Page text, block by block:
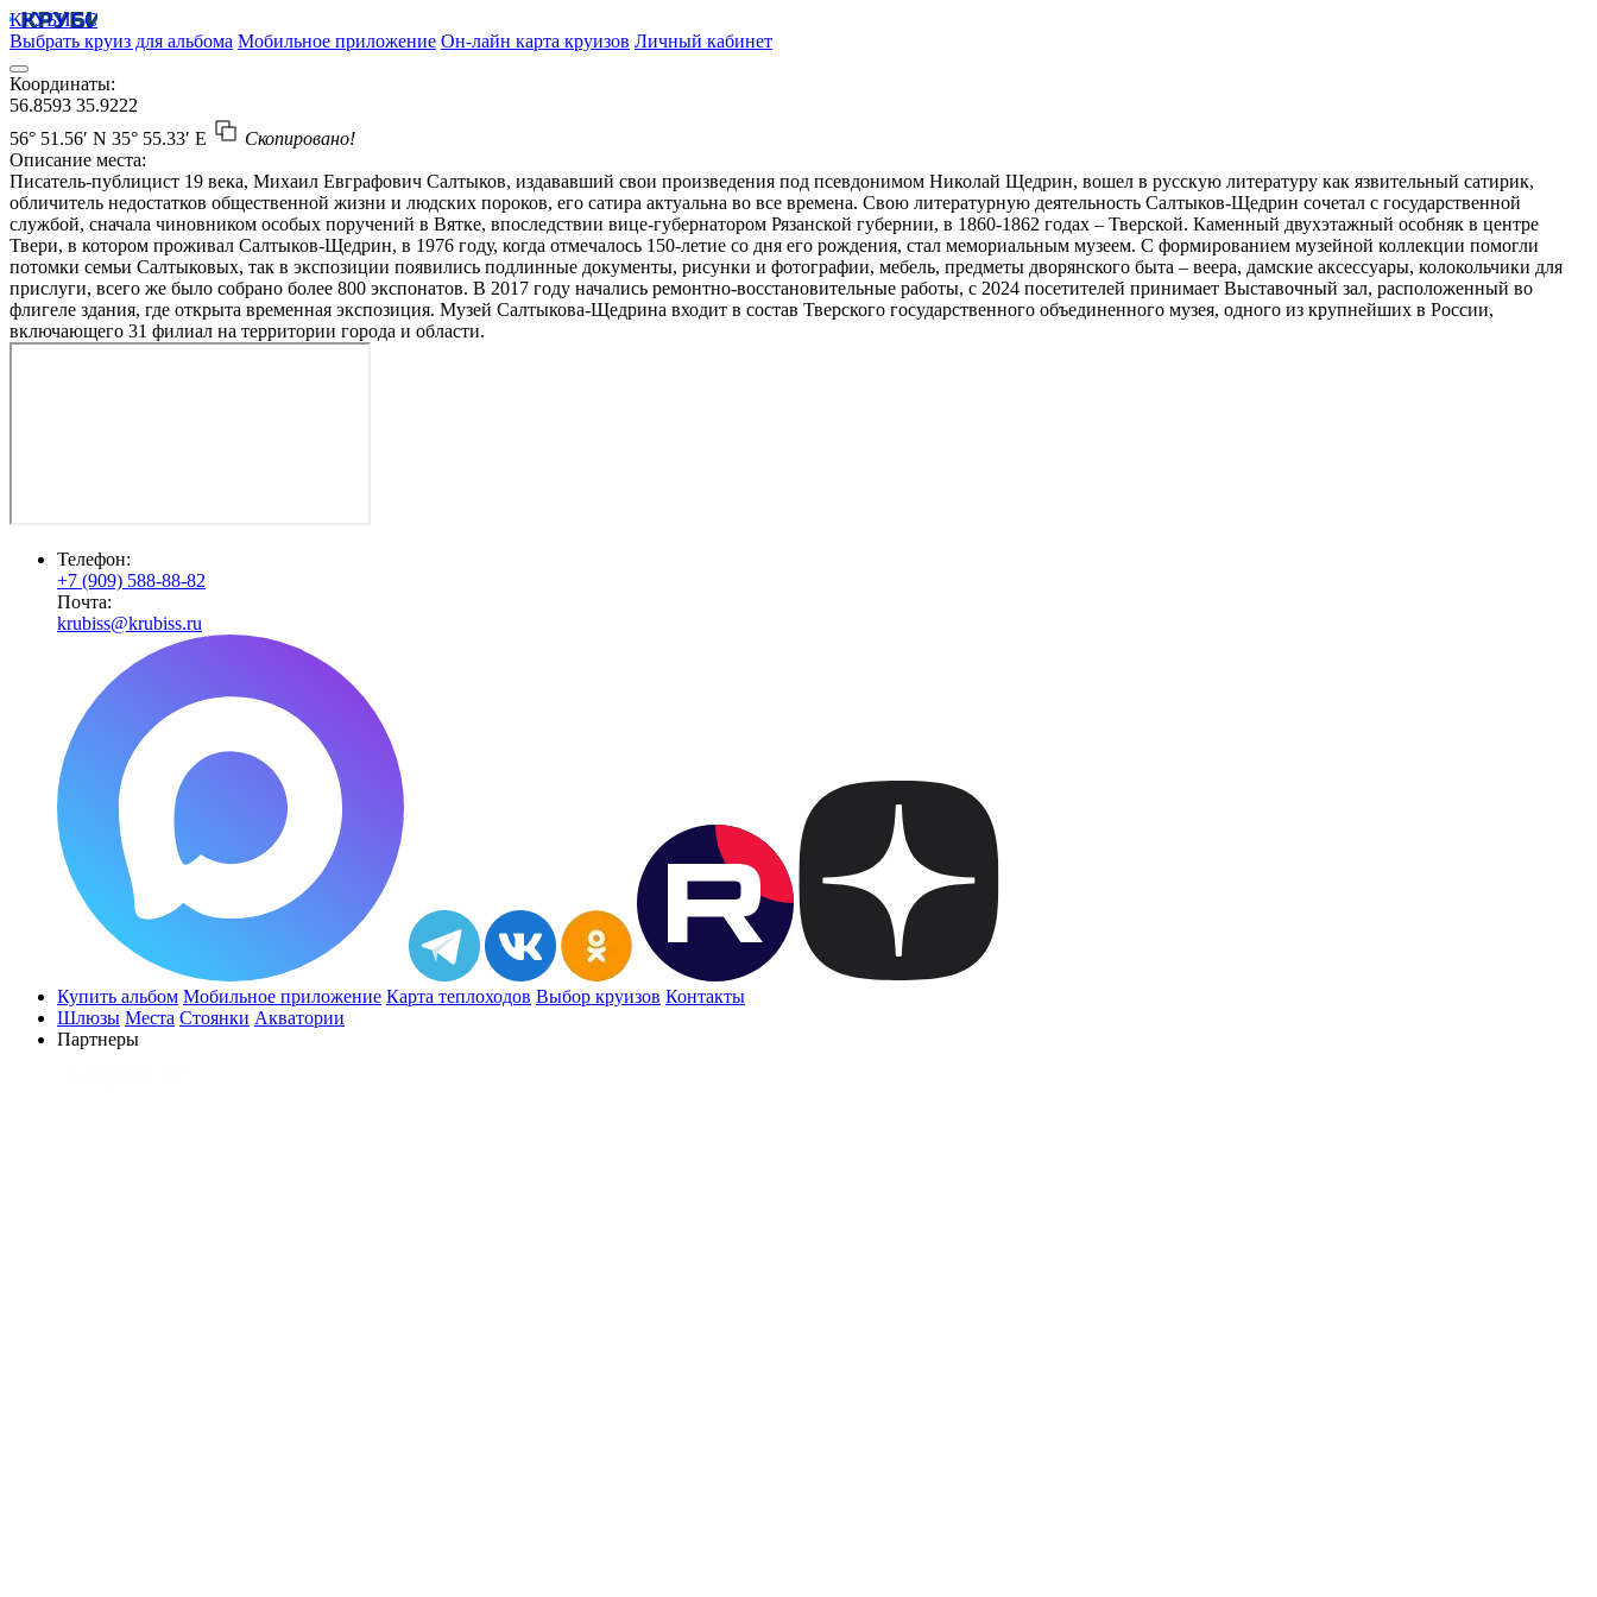
КРУБИСС
Выбрать круиз для альбома Мобильное приложение Он-лайн карта круизов Личный кабинет
Координаты:
56.8593 35.9222
56° 51.56′ N 35° 55.33′ E
Скопировано!
Описание места:
Писатель-публицист 19 века, Михаил Евграфович Салтыков, издававший свои произведения под псевдонимом Николай Щедрин, вошел в русскую литературу как язвительный сатирик,
обличитель недостатков общественной жизни и людских пороков, его сатира актуальна во все времена. Свою литературную деятельность Салтыков-Щедрин сочетал с государственной
службой, сначала чиновником особых поручений в Вятке, впоследствии вице-губернатором Рязанской губернии, в 1860-1862 годах – Тверской. Каменный двухэтажный особняк в центре
Твери, в котором проживал Салтыков-Щедрин, в 1976 году, когда отмечалось 150-летие со дня его рождения, стал мемориальным музеем. С формированием музейной коллекции помогли
потомки семьи Салтыковых, так в экспозиции появились подлинные документы, рисунки и фотографии, мебель, предметы дворянского быта – веера, дамские аксессуары, колокольчики для
прислуги, всего же было собрано более 800 экспонатов. В 2017 году начались ремонтно-восстановительные работы, с 2024 посетителей принимает Выставочный зал, расположенный во
флигеле здания, где открыта временная экспозиция. Музей Салтыкова-Щедрина входит в состав Тверского государственного объединенного музея, одного из крупнейших в России,
включающего 31 филиал на территории города и области.
Телефон:
+7 (909) 588-88-82
Почта:
krubiss@krubiss.ru
Купить альбом Мобильное приложение Карта теплоходов Выбор круизов Контакты
Шлюзы Места Стоянки Акватории
Партнеры